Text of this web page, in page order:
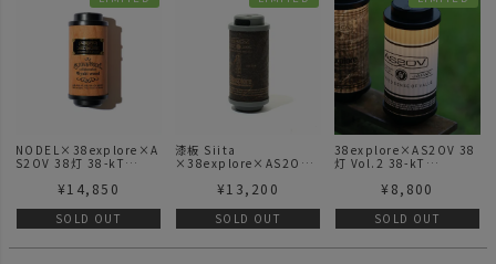
NODEL×38explore×A
S2OV 38灯 38-kT
¥14,850
SOLD OUT
漆板 Siita
×38explore×AS2OV
¥13,200
SOLD OUT
38explore×AS2OV 38
灯 Vol.2 38-kT
¥ 8,800
SOLD OUT